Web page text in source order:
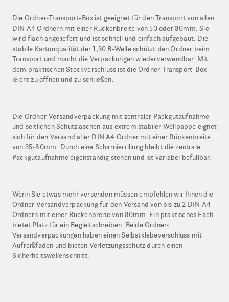
Die Ordner-Transport-Box ist geeignet für den Transport von allen
DIN A4 Ordnern mit einer Rückenbreite von 50 oder 80mm. Sie
wird flach angeliefert und ist schnell und einfach aufgebaut. Die
stabile Kartonqualität der 1,30 B-Welle schützt den Ordner beim
Transport und macht die Verpackungen wiederverwendbar. Mit
dem praktischen Steckverschluss ist die Ordner-Transport-Box
leicht zu öffnen und zu schließen.
Die Ordner-Versandverpackung mit zentraler Packgutaufnahme
und seitlichen Schutzlaschen aus extrem stabiler Wellpappe eignet
sich für den Versand aller DIN A4 Ordner mit einer Rückenbreite
von 35-80mm. Durch eine Scharnierrillung bleibt die zentrale
Packgutaufnahme eigenständig stehen und ist variabel befüllbar.
Wenn Sie etwas mehr versenden müssen empfehlen wir Ihnen die
Ordner-Versandverpackung für den Versand von bis zu 2 DIN A4
Ordnern mit einer Rückenbreite von 80mm. Ein praktisches Fach
bietet Platz für ein Begleitschreiben. Beide Ordner-
Versandverpackungen haben einen Selbstklebeverschluss mit
Aufreißfaden und bieten Verletzungsschutz durch einen
Sicherheitswellenschnitt.